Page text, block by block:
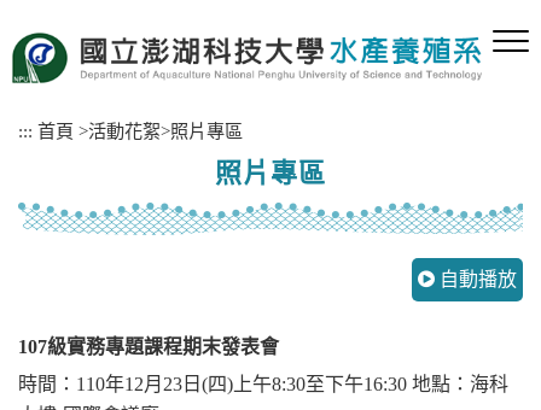
到
::: 首頁 >活動花絮>照片專區
照片專區
自動播放
107級實務專題課程期末發表會
時間：110年12月23日(四)上午8:30至下午16:30 地點：海科